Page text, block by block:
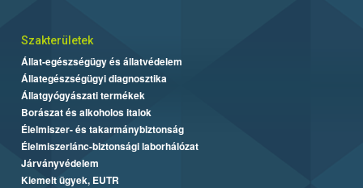
Szakterületek
Állat-egészségügy és állatvédelem
Állategészségügyi diagnosztika
Állatgyógyászati termékek
Borászat és alkoholos italok
Élelmiszer- és takarmánybiztonság
Élelmiszerlánc-biztonsági laborhálózat
Járványvédelem
Kiemelt ügyek, EUTR